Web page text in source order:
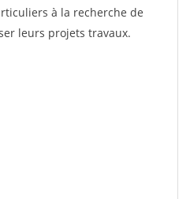
à la recherche de
leurs projets travaux.